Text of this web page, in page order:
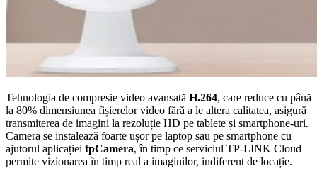
Tehnologia de compresie video avansată H.264, care reduce cu până
la 80% dimensiunea fișierelor video fără a le altera calitatea, asigură
transmiterea de imagini la rezoluție HD pe tablete și smartphone-uri.
Camera se instalează foarte ușor pe laptop sau pe smartphone cu
ajutorul aplicației tpCamera, în timp ce serviciul TP-LINK Cloud
permite vizionarea în timp real a imaginilor, indiferent de locație.